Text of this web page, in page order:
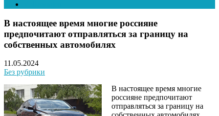
В настоящее время многие россияне
предпочитают отправляться за границу на
собственных автомобилях
11.05.2024
Без рубрики
В настоящее время многие
россияне предпочитают
отправляться за границу на